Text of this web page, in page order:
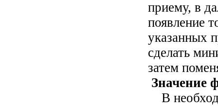
приему, в
появление
указанных
сделать
затем
Значение
В